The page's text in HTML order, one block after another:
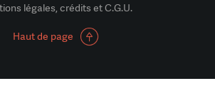
légales, crédits et C.G.U.
Haut de page